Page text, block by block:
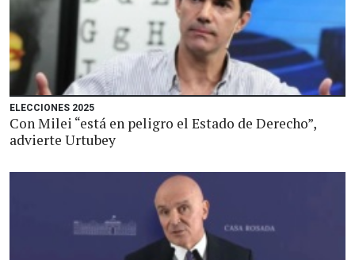
ELECCIONES 2025
Con Milei “está en peligro el Estado de Derecho”,
advierte Urtubey